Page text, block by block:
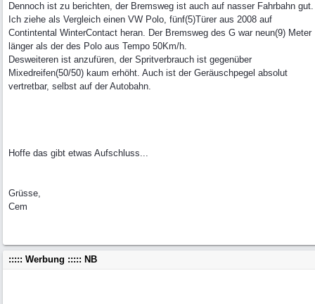
Dennoch ist zu berichten, der Bremsweg ist auch auf nasser Fahrbahn gut.
Ich ziehe als Vergleich einen VW Polo, fünf(5)Türer aus 2008 auf
Contintental WinterContact heran. Der Bremsweg des G war neun(9) Meter
länger als der des Polo aus Tempo 50Km/h.
Desweiteren ist anzufüren, der Spritverbrauch ist gegenüber
Mixedreifen(50/50) kaum erhöht. Auch ist der Geräuschpegel absolut
vertretbar, selbst auf der Autobahn.
Hoffe das gibt etwas Aufschluss...
Grüsse,
Cem
::::: Werbung ::::: NB